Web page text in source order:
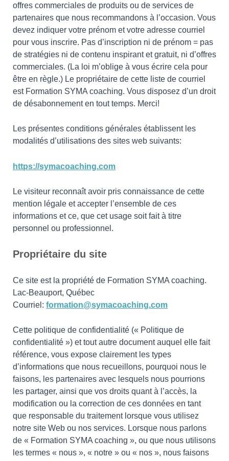
offres commerciales de produits ou de services de
partenaires que nous recommandons à l’occasion. Vous
devez indiquer votre prénom et votre adresse courriel
pour vous inscrire. Pas d’inscription ni de prénom = pas
de stratégies ni de contenu inspirant et gratuit, ni d’offres
commerciales. (La loi m’oblige à vous écrire cela pour
être en règle.) Le propriétaire de cette liste de courriel
est Formation SYMA coaching. Vous disposez d’un droit
de désabonnement en tout temps. Merci!
Les présentes conditions générales établissent les
modalités d’utilisations des sites web suivants:
https://symacoaching.com
Le visiteur reconnaît avoir pris connaissance de cette
mention légale et accepter l’ensemble de ces
informations et ce, que cet usage soit fait à titre
personnel ou professionnel.
Propriétaire du site
Ce site est la propriété de Formation SYMA coaching.
Lac-Beauport, Québec
Courriel: formation@symacoaching.com
Cette politique de confidentialité (« Politique de
confidentialité ») et tout autre document auquel elle fait
référence, vous expose clairement les types
d’informations que nous recueillons, pourquoi nous le
faisons, les partenaires avec lesquels nous pourrions
les partager, ainsi que vos droits quant à l’accès, la
modification ou la correction de ces données en tant
que responsable du traitement lorsque vous utilisez
notre site Web ou nos services. Lorsque nous parlons
de « Formation SYMA coaching », ou que nous utilisons
les termes « nous », « notre » ou « nos », nous faisons